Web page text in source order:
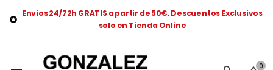

Envíos 24/72h GRATIS a partir de 50€. Descuentos Exclusivos
solo en Tienda Online
0